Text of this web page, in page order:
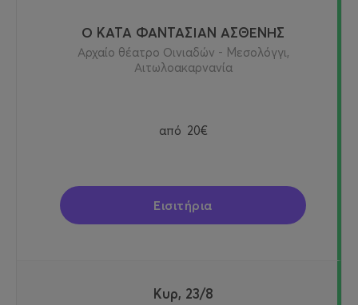
Ο ΚΑΤΑ ΦΑΝΤΑΣΙΑΝ ΑΣΘΕΝΗΣ
Αρχαίο θέατρο Οινιαδών - Μεσολόγγι,
Αιτωλοακαρνανία
από 20€
Εισιτήρια
Κυρ, 23/8